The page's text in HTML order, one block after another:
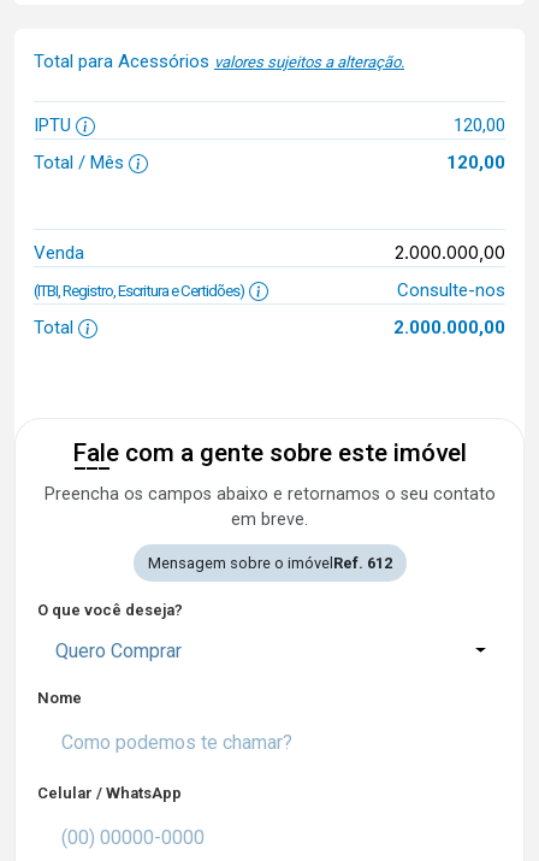
Total para Acessórios valores sujeitos a alteração.
IPTU
120,00
Total / Mês
120,00
Venda 2.000.000,00
(ITBI, Registro, Escritura e Certidões)
Consulte-nos
Total
2.000.000,00
Fale com a gente sobre este imóvel
Preencha os campos abaixo e retornamos o seu contato
em breve.
Mensagem sobre o imóvelRef. 612
O que você deseja?
Quero Comprar
Nome
Celular / WhatsApp